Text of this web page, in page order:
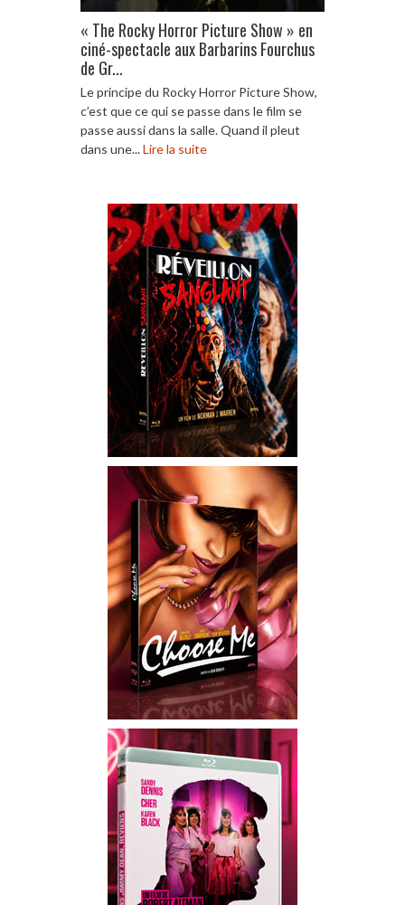
« The Rocky Horror Picture Show » en
ciné-spectacle aux Barbarins Fourchus
de Gr...
Le principe du Rocky Horror Picture Show,
c’est que ce qui se passe dans le film se
passe aussi dans la salle. Quand il pleut
dans une...Lire la suite